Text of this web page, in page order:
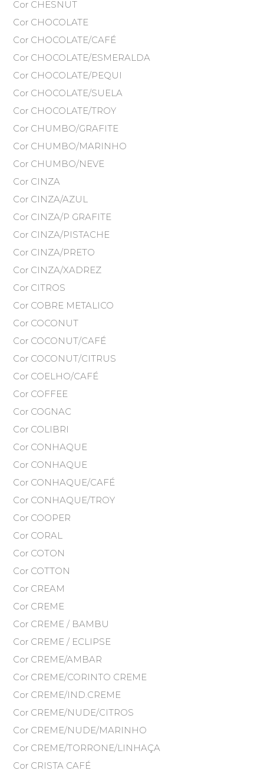
Cor CHESNUT
Cor CHOCOLATE
Cor CHOCOLATE/CAFÉ
Cor CHOCOLATE/ESMERALDA
Cor CHOCOLATE/PEQUI
Cor CHOCOLATE/SUELA
Cor CHOCOLATE/TROY
Cor CHUMBO/GRAFITE
Cor CHUMBO/MARINHO
Cor CHUMBO/NEVE
Cor CINZA
Cor CINZA/AZUL
Cor CINZA/P GRAFITE
Cor CINZA/PISTACHE
Cor CINZA/PRETO
Cor CINZA/XADREZ
Cor CITROS
Cor COBRE METALICO
Cor COCONUT
Cor COCONUT/CAFÉ
Cor COCONUT/CITRUS
Cor COELHO/CAFÉ
Cor COFFEE
Cor COGNAC
Cor COLIBRI
Cor CONHAQUE
Cor CONHAQUE
Cor CONHAQUE/CAFÉ
Cor CONHAQUE/TROY
Cor COOPER
Cor CORAL
Cor COTON
Cor COTTON
Cor CREAM
Cor CREME
Cor CREME / BAMBU
Cor CREME / ECLIPSE
Cor CREME/AMBAR
Cor CREME/CORINTO CREME
Cor CREME/IND.CREME
Cor CREME/NUDE/CITROS
Cor CREME/NUDE/MARINHO
Cor CREME/TORRONE/LINHAÇA
Cor CRISTA CAFÉ